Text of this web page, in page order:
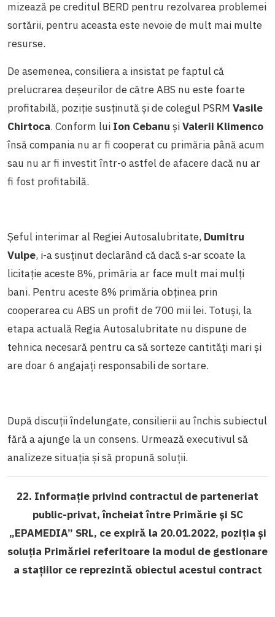
mizează pe creditul BERD pentru rezolvarea problemei
sortării, pentru aceasta este nevoie de mult mai multe
resurse.
De asemenea, consiliera a insistat pe faptul că
prelucrarea deșeurilor de către ABS nu este foarte
profitabilă, poziție susținută și de colegul PSRM Vasile
Chirtoca. Conform lui Ion Cebanu șiValerii Klimenco
însă compania nu ar fi cooperat cu primăria până acum
sau nu ar fi investit într-o astfel de afacere dacă nu ar
fi fost profitabilă.
Șeful interimar al Regiei Autosalubritate, Dumitru
Vulpe, i-a susținut declarând că dacă s-ar scoate la
licitație aceste 8%, primăria ar face mult mai mulți
bani. Pentru aceste 8% primăria obținea prin
cooperarea cu ABS un profit de 700 mii lei. Totuși, la
etapa actuală Regia Autosalubritate nu dispune de
tehnica necesară pentru ca să sorteze cantități mari și
are doar 6 angajați responsabili de sortare.
După discuții îndelungate, consilierii au închis subiectul
fără a ajunge la un consens. Urmează executivul să
analizeze situația și să propună soluții.
22. Informație privind contractul de parteneriat
public-privat, încheiat între Primărie și SC
„EPAMEDIA” SRL, ce expiră la 20.01.2022, poziția și
soluția Primăriei referitoare la modul de gestionare
a stațiilor ce reprezintă obiectul acestui contract